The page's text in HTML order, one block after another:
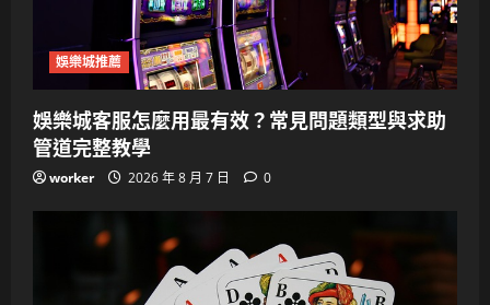
娛樂城推薦
娛樂城客服怎麼用最有效？常見問題類型與求助
管道完整教學
worker 2026 年 8 月 7 日 0